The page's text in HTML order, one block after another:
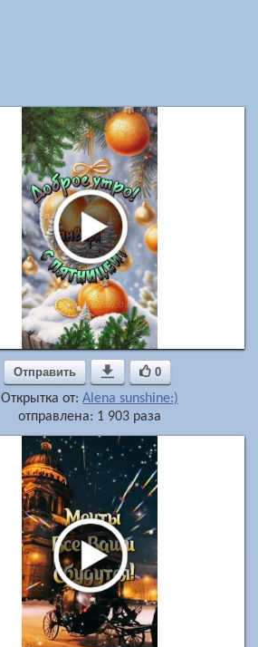
Отправить  0
Открытка от: Alena sunshine:)
отправлена: 1 903 раза